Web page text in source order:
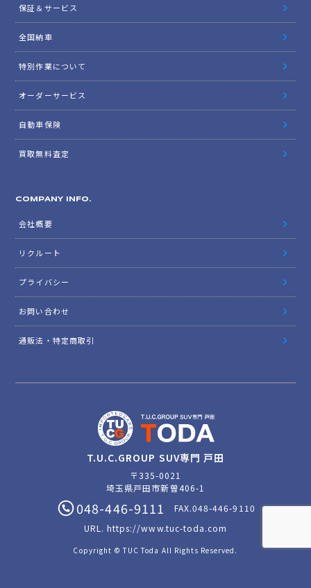
保証＆サービス
全国納車
特別作業について
オーダーサービス
自動車保険
買取無料査定
COMPANY INFO.
会社概要
リクルート
プライバシー
お問い合わせ
通販法・特定商取引
T.U.C.GROUP SUV専門 戸田
〒335-0021
埼玉県戸田市新曽406-1
048-446-9111
FAX.048-446-9110
URL.https://www.tuc-toda.com
Copyright © TUC Toda All Rights Reserved.